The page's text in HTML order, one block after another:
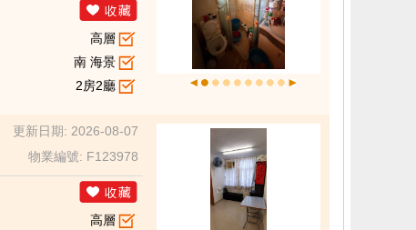
高層
南 海景
2房2廳
更新日期: 2026-08-07
物業編號: F123978
高層